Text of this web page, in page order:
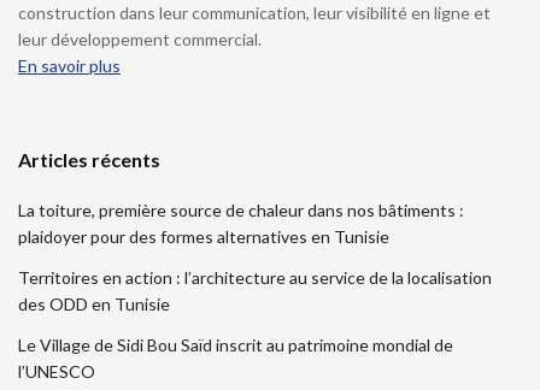
construction dans leur communication, leur visibilité en ligne et
leur développement commercial.
En savoir plus
Articles récents
La toiture, première source de chaleur dans nos bâtiments :
plaidoyer pour des formes alternatives en Tunisie
Territoires en action : l’architecture au service de la localisation
des ODD en Tunisie
Le Village de Sidi Bou Saïd inscrit au patrimoine mondial de
l’UNESCO